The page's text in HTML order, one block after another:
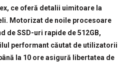
ce oferă detalii uimitoare la
Motorizat de noile procesoare
de SSD-uri rapide de 512GB,
performant căutat de utilizatorii
la 10 ore asigură libertatea de